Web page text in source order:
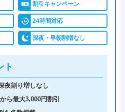
クチコミを見る
担当作業員がいるため、夜間
ら2～3分で手配、最速15分で
基本料金5,000円～になります
張費・追加請求は0円になり
が一追加の作業が必要となっ
割引キャンペーン
24時間対応
深夜・早朝割増なし
ト
夜割り増しなし
ら最大3,000円割引